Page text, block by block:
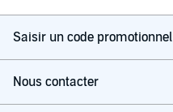
Saisir un code promotionnel
Nous contacter